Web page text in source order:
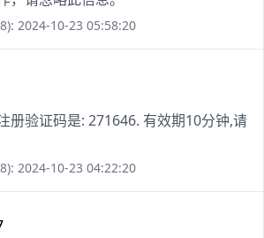
2024-10-23 05:58:20
册验证码是: 271646. 有效期10分钟,请
2024-10-23 04:22:20